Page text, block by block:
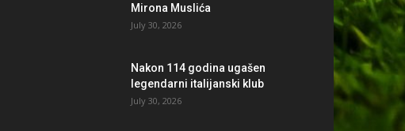
Mirona Muslića
July 30, 2026
Nakon 114 godina ugašen
legendarni italijanski klub
July 30, 2026